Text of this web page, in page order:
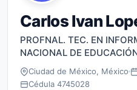
Carlos Ivan
PROFNAL. TEC. EN
NACIONAL DE
Ciudad de México, México
Cédula 4745028